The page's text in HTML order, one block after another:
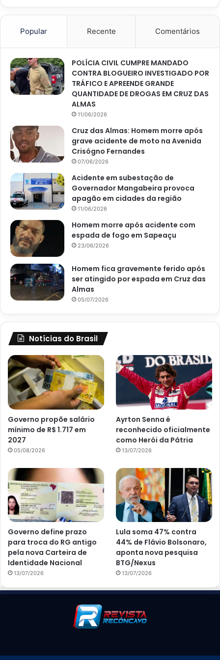
Popular Recente Comentários
POLÍCIA CIVIL CUMPRE MANDADO
CONTRA BLOGUEIRO INVESTIGADO POR
TRÁFICO E APREENDE GRANDE
QUANTIDADE DE DROGAS EM CRUZ DAS
ALMAS
11/06/2026
Cruz das Almas: Homem morre após
grave acidente de moto na Avenida
Crisógno Fernandes
07/06/2026
Acidente em subestação de
Governador Mangabeira provoca
apagão em cidades da região
11/06/2026
Homem morre após acidente com
espada de fogo em Sapeaçu
23/06/2026
Homem fica gravemente ferido após
ser atingido por espada em Cruz das
Almas
05/07/2026
Notícias do Brasil
Governo propõe salário
mínimo de R$ 1.717 em
2027
05/08/2026
Ayrton Senna é
reconhecido oficialmente
como Herói da Pátria
13/07/2026
Governo define prazo
para troca do RG antigo
pela nova Carteira de
Identidade Nacional
13/07/2026
Lula soma 47% contra
44% de Flávio Bolsonaro,
aponta nova pesquisa
BTG/Nexus
13/07/2026